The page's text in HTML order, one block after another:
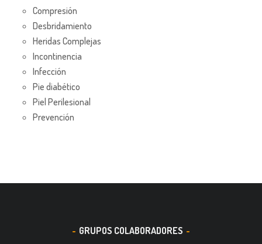
Compresión
Desbridamiento
Heridas Complejas
Incontinencia
Infección
Pie diabético
Piel Perilesional
Prevención
GRUPOS COLABORADORES